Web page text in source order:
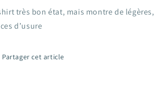
très bon état, mais montre de légères,
d’usure
Partager cet article